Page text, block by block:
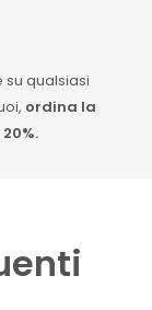
su qualsiasi
ordina la